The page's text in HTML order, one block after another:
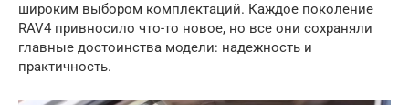
широким выбором комплектаций. Каждое поколение
RAV4 привносило что-то новое, но все они сохраняли
главные достоинства модели: надежность и
практичность.